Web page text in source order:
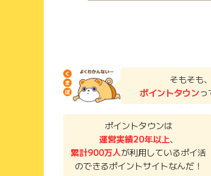
そもそも、
ポイントタウンっ
ポイントタウンは
運営実績20年以上、
累計900万人が利用しているポイ活
のできるポイントサイトなんだ！